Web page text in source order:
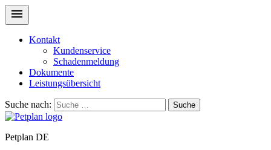
Kontakt
Kundenservice
Schadenmeldung
Dokumente
Leistungsübersicht
Suche nach: Suche
Petplan DE